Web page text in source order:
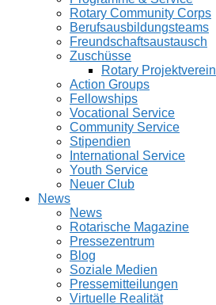
Rotary Community Corps
Berufsausbildungsteams
Freundschaftsaustausch
Zuschüsse
Rotary Projektverein
Action Groups
Fellowships
Vocational Service
Community Service
Stipendien
International Service
Youth Service
Neuer Club
News
News
Rotarische Magazine
Pressezentrum
Blog
Soziale Medien
Pressemitteilungen
Virtuelle Realität